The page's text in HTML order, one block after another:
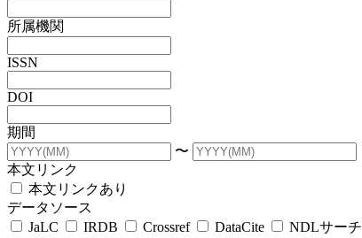
所属機関
ISSN
DOI
期間
〜
本文リンク
本文リンクあり
データソース
JaLC
IRDB Crossref DataCite NDLサーチ